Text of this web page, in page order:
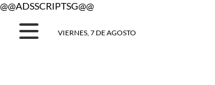
@@ADSSCRIPTSG@@
VIERNES, 7 DE AGOSTO